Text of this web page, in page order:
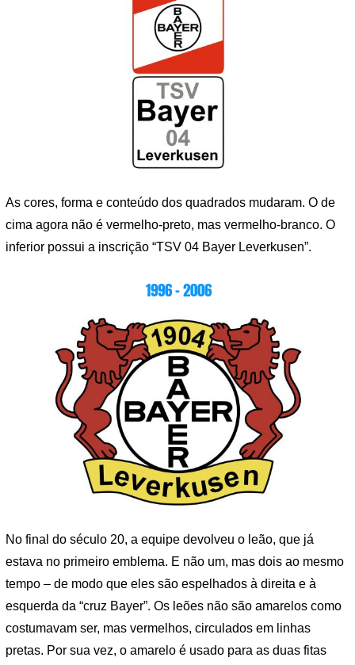
As cores, forma e conteúdo dos quadrados mudaram. O de
cima agora não é vermelho-preto, mas vermelho-branco. O
inferior possui a inscrição “TSV 04 Bayer Leverkusen”.
1996 – 2006
No final do século 20, a equipe devolveu o leão, que já
estava no primeiro emblema. E não um, mas dois ao mesmo
tempo – de modo que eles são espelhados à direita e à
esquerda da “cruz Bayer”. Os leões não são amarelos como
costumavam ser, mas vermelhos, circulados em linhas
pretas. Por sua vez, o amarelo é usado para as duas fitas